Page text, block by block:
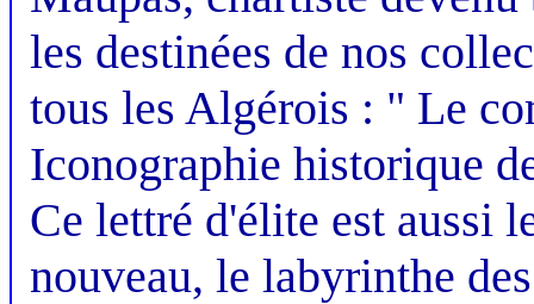
les destinées de nos
tous les Algérois : " Le
Iconographie historique
Ce lettré d'élite est aussi
nouveau, le labyrinthe